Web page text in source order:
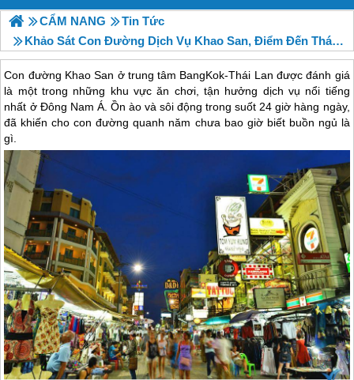
CẨM NANG
Tin Tức
Khảo Sát Con Đường Dịch Vụ Khao San, Điểm Đến Thái Lan Dành Cho Những Vị Khách Lần Đầu Tới Thăm
Con đường Khao San ở trung tâm BangKok-Thái Lan được đánh giá
là một trong những khu vực ăn chơi, tận hưởng dịch vụ nổi tiếng
nhất ở Đông Nam Á. Ồn ào và sôi động trong suốt 24 giờ hàng ngày,
đã khiến cho con đường quanh năm chưa bao giờ biết buồn ngủ là
gì.